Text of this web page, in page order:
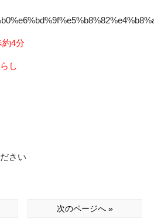
約4分
らし
さい
次のページへ »